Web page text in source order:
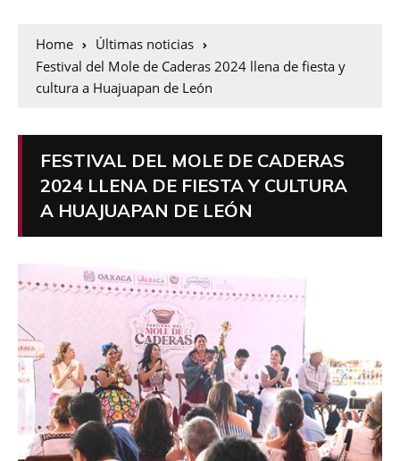
Home
Últimas noticias
Festival del Mole de Caderas 2024 llena de fiesta y
cultura a Huajuapan de León
FESTIVAL DEL MOLE DE CADERAS
2024 LLENA DE FIESTA Y CULTURA
A HUAJUAPAN DE LEÓN